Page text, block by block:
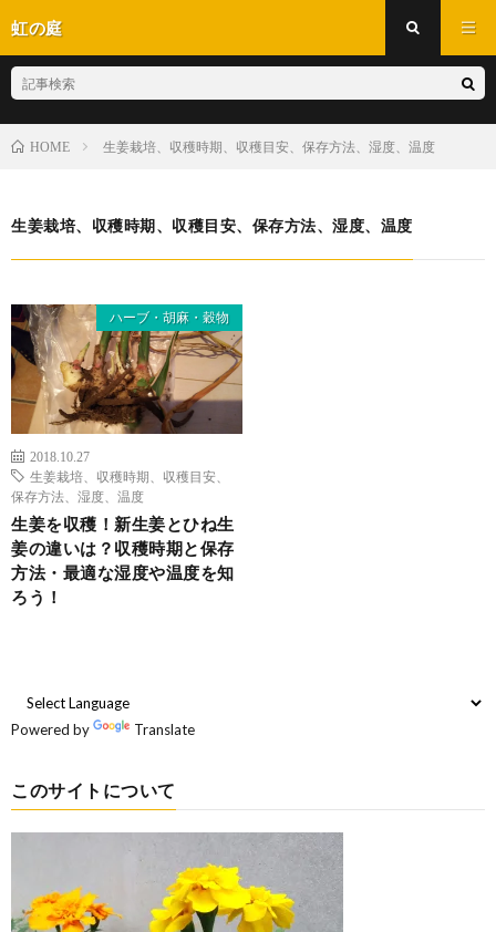
虹の庭
HOME 生姜栽培、収穫時期、収穫目安、保存方法、湿度、温度
生姜栽培、収穫時期、収穫目安、保存方法、湿度、温度
ハーブ・胡麻・穀物
2018.10.27
生姜栽培、収穫時期、収穫目安、
保存方法、湿度、温度
生姜を収穫！新生姜とひね生
姜の違いは？収穫時期と保存
方法・最適な湿度や温度を知
ろう！
Powered by Translate
このサイトについて